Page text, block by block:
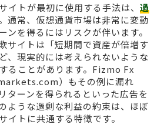
イトが最初に使用する手法は、 過
通常、仮想通貨市場は非常に変動
ンを得るにはリスクが伴います。
サイトは「短期間で資産が倍増す
、現実的には考えられないような
ることがあります。Fizmo Fx
）もその例に漏れ
ターンを得られるといった広告を
ような過剰な利益の約束は、ほぼ
イトに共通する特徴です。